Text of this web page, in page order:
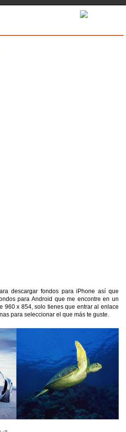
descargar fondos para iPhone así que
para Android que me encontre en un
960 x 854, solo tienes que entrar al enlace
para seleccionar el que más te guste.